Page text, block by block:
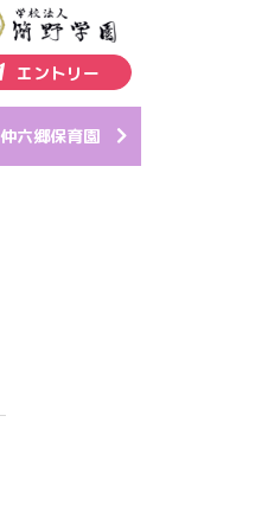
エントリー
仲六郷保育園